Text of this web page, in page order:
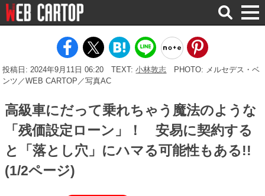
検
索
投稿日: 2024年9月11日 06:20 TEXT:小林敦志
PHOTO: メルセデス・ベ
ンツ／WEB CARTOP／写真AC
高級車にだって乗れちゃう魔法のような
「残価設定ローン」！ 安易に契約する
と「落とし穴」にハマる可能性もある!!
(1/2ページ)